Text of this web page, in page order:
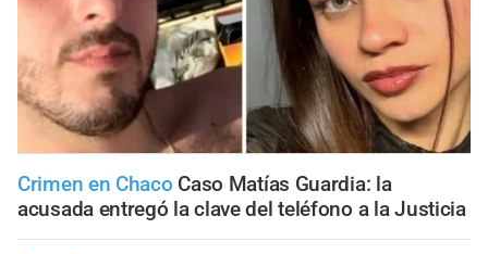
Crimen en Chaco Caso Matías Guardia: la
acusada entregó la clave del teléfono a la Justicia